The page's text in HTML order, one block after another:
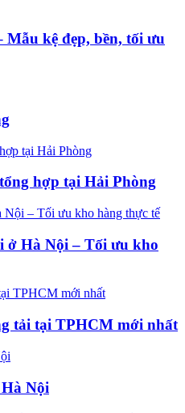
kệ đẹp, bền, tối ưu
hợp tại Hải Phòng
ở Hà Nội – Tối ưu kho
tải tại TPHCM mới nhất
Nội